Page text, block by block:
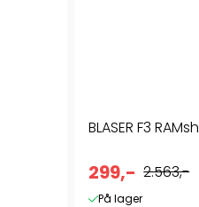
BLASER F3
299,- 2.563,-
På lager